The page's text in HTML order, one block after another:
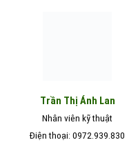
Trần Thị Ánh Lan
Nhân viên kỹ thuật
Điện thoại: 0972.939.830